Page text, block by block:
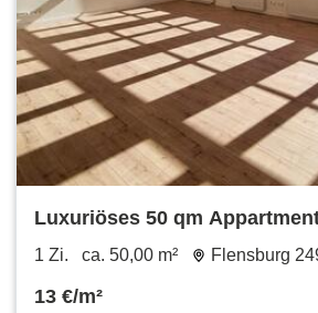
Luxuriöses 50 qm
von Flensburg
1 Zi. ca. 50,00 m² Flensburg
13 €/m²